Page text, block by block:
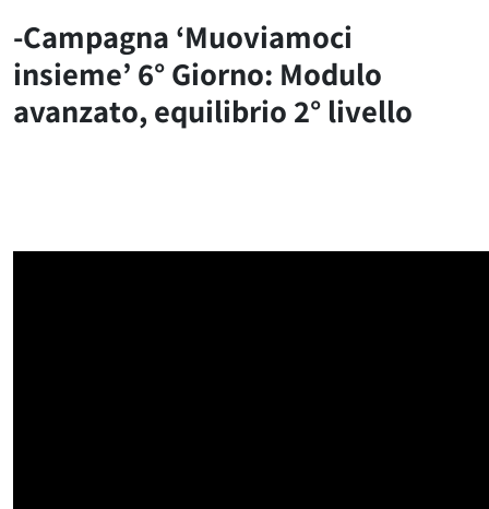
-Campagna ‘Muoviamoci
insieme’ 6° Giorno: Modulo
avanzato, equilibrio 2° livello